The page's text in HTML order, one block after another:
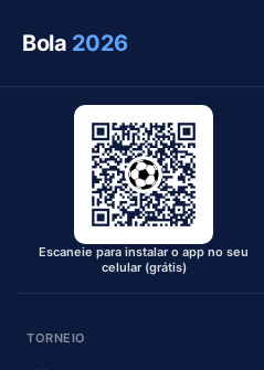
Bola 2026
Escaneie para instalar o app no seu
celular (grátis)
TORNEIO